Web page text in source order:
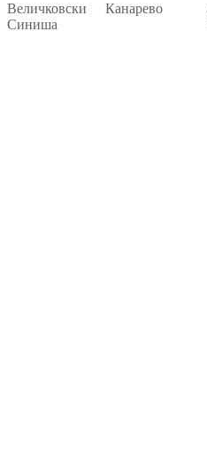
Величковски
Синиша
Канарево